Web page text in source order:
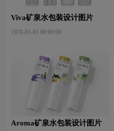
Viva矿泉水包装设计图片
1970-01-01 08:00:00
Aroma矿泉水包装设计图片